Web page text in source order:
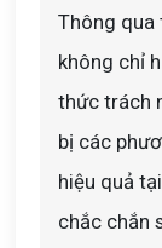
Thông qua
không chỉ
thức trách
bị các
hiệu quả
chắc chắn